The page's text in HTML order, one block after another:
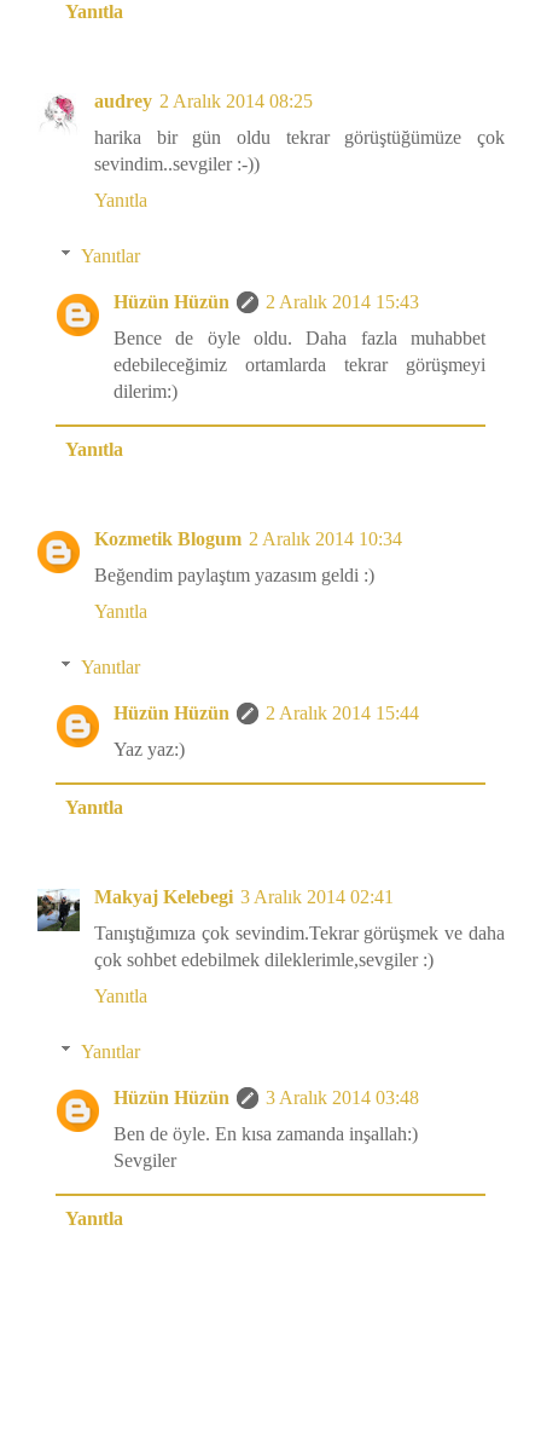
Yanıtla
audrey 2 Aralık 2014 08:25
harika bir gün oldu tekrar görüştüğümüze çok
sevindim..sevgiler :-))
Yanıtla
Yanıtlar
Hüzün Hüzün
2 Aralık 2014 15:43
Bence de öyle oldu. Daha fazla muhabbet
edebileceğimiz ortamlarda tekrar görüşmeyi
dilerim:)
Yanıtla
Kozmetik Blogum 2 Aralık 2014 10:34
Beğendim paylaştım yazasım geldi :)
Yanıtla
Yanıtlar
Hüzün Hüzün
2 Aralık 2014 15:44
Yaz yaz:)
Yanıtla
Makyaj Kelebegi 3 Aralık 2014 02:41
Tanıştığımıza çok sevindim.Tekrar görüşmek ve daha
çok sohbet edebilmek dileklerimle,sevgiler :)
Yanıtla
Yanıtlar
Hüzün Hüzün
3 Aralık 2014 03:48
Ben de öyle. En kısa zamanda inşallah:)
Sevgiler
Yanıtla